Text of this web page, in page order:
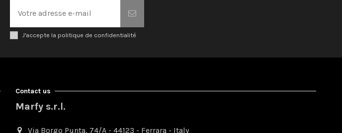
J'accepte la politique de confidentialité
Contact us
Marfy s.r.l.
Via Borgo Punta, 74/A - 44123 - Ferrara - Italy